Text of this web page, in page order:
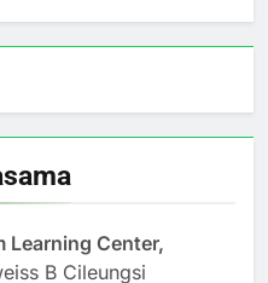
Learning Center,
B Cileungsi